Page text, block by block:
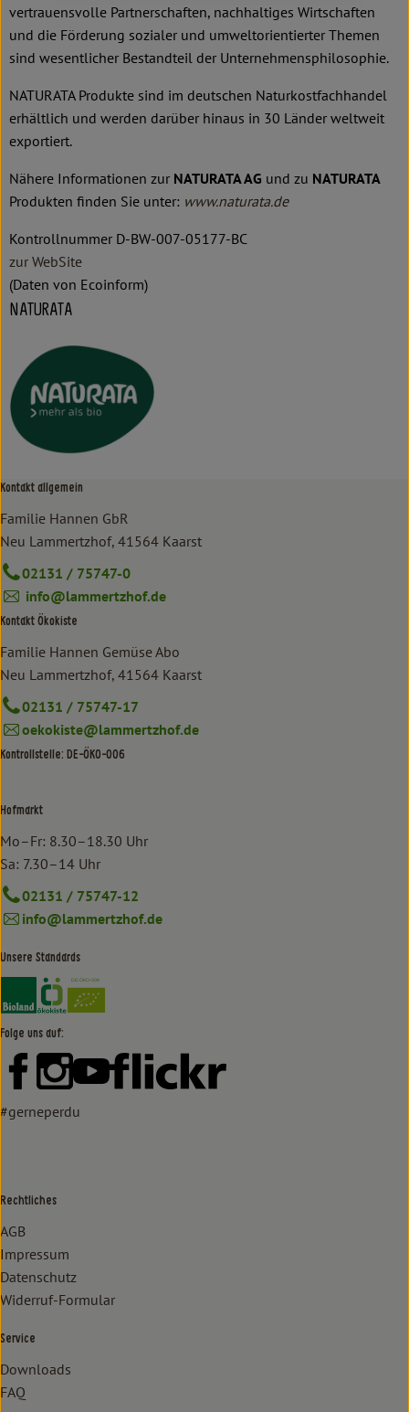
vertrauensvolle Partnerschaften, nachhaltiges Wirtschaften
und die Förderung sozialer und umweltorientierter Themen
sind wesentlicher Bestandteil der Unternehmensphilosophie.
NATURATA Produkte sind im deutschen Naturkostfachhandel
erhältlich und werden darüber hinaus in 30 Länder weltweit
exportiert.
Nähere Informationen zur NATURATA AG und zu NATURATA
Produkten finden Sie unter: www.naturata.de
Kontrollnummer D-BW-007-05177-BC
zur WebSite
(Daten von Ecoinform)
NATURATA
Kontakt allgemein
Familie Hannen GbR
Neu Lammertzhof, 41564 Kaarst
02131 / 75747-0
info@lammertzhof.de
Kontakt Ökokiste
Familie Hannen Gemüse Abo
Neu Lammertzhof, 41564 Kaarst
02131 / 75747-17
oekokiste@lammertzhof.de
Kontrollstelle: DE-ÖKO-006
Hofmarkt
Mo–Fr: 8.30–18.30 Uhr
Sa: 7.30–14 Uhr
02131 / 75747-12
info@lammertzhof.de
Unsere Standards
Externer Link zu https://www.bioland.de/verbraucher
Externer Link zu https://www.oekokiste.de/
Folge uns auf:
Externer Link zu https://www.facebook.com/lammertzhof/
Externer Link zu https://www.instagram.com/
Externer Link zu https://www.youtube.com/
Externer Link zu https://
#gerneperdu
Rechtliches
AGB
Impressum
Datenschutz
Widerruf-Formular
Service
Downloads
FAQ